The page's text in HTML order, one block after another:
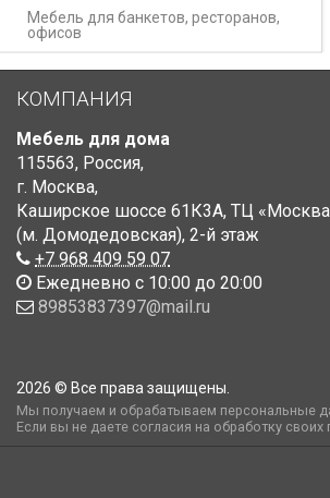
Мебель для банкетов, ресторанов,
офисов
КОМПАНИЯ
Мебель для дома
115563, Россия,
г. Москва,
Каширское шоссе 61К3А, ТЦ
(м. Домодедовская), 2-й этаж
+7 968 409 59 07
Ежедневно с 10:00 до 20:00
89853837397@mail.ru
2026 © Все права защищены.
Мы получаем и обрабатываем персональные
Если вы не даете согласия на обработку